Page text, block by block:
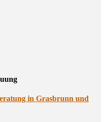
in Gras­brunn und